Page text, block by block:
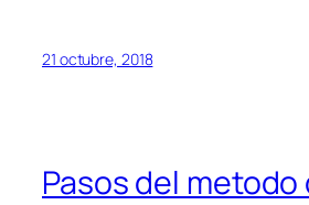
21 octubre, 2018
Pasos del